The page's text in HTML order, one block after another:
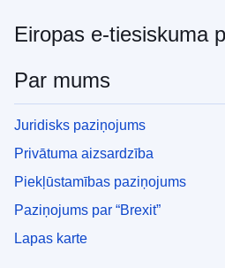
Eiropas e-tiesiskuma
Par mums
Juridisks paziņojums
Privātuma aizsardzība
Piekļūstamības paziņojums
Paziņojums par “Brexit”
Lapas karte